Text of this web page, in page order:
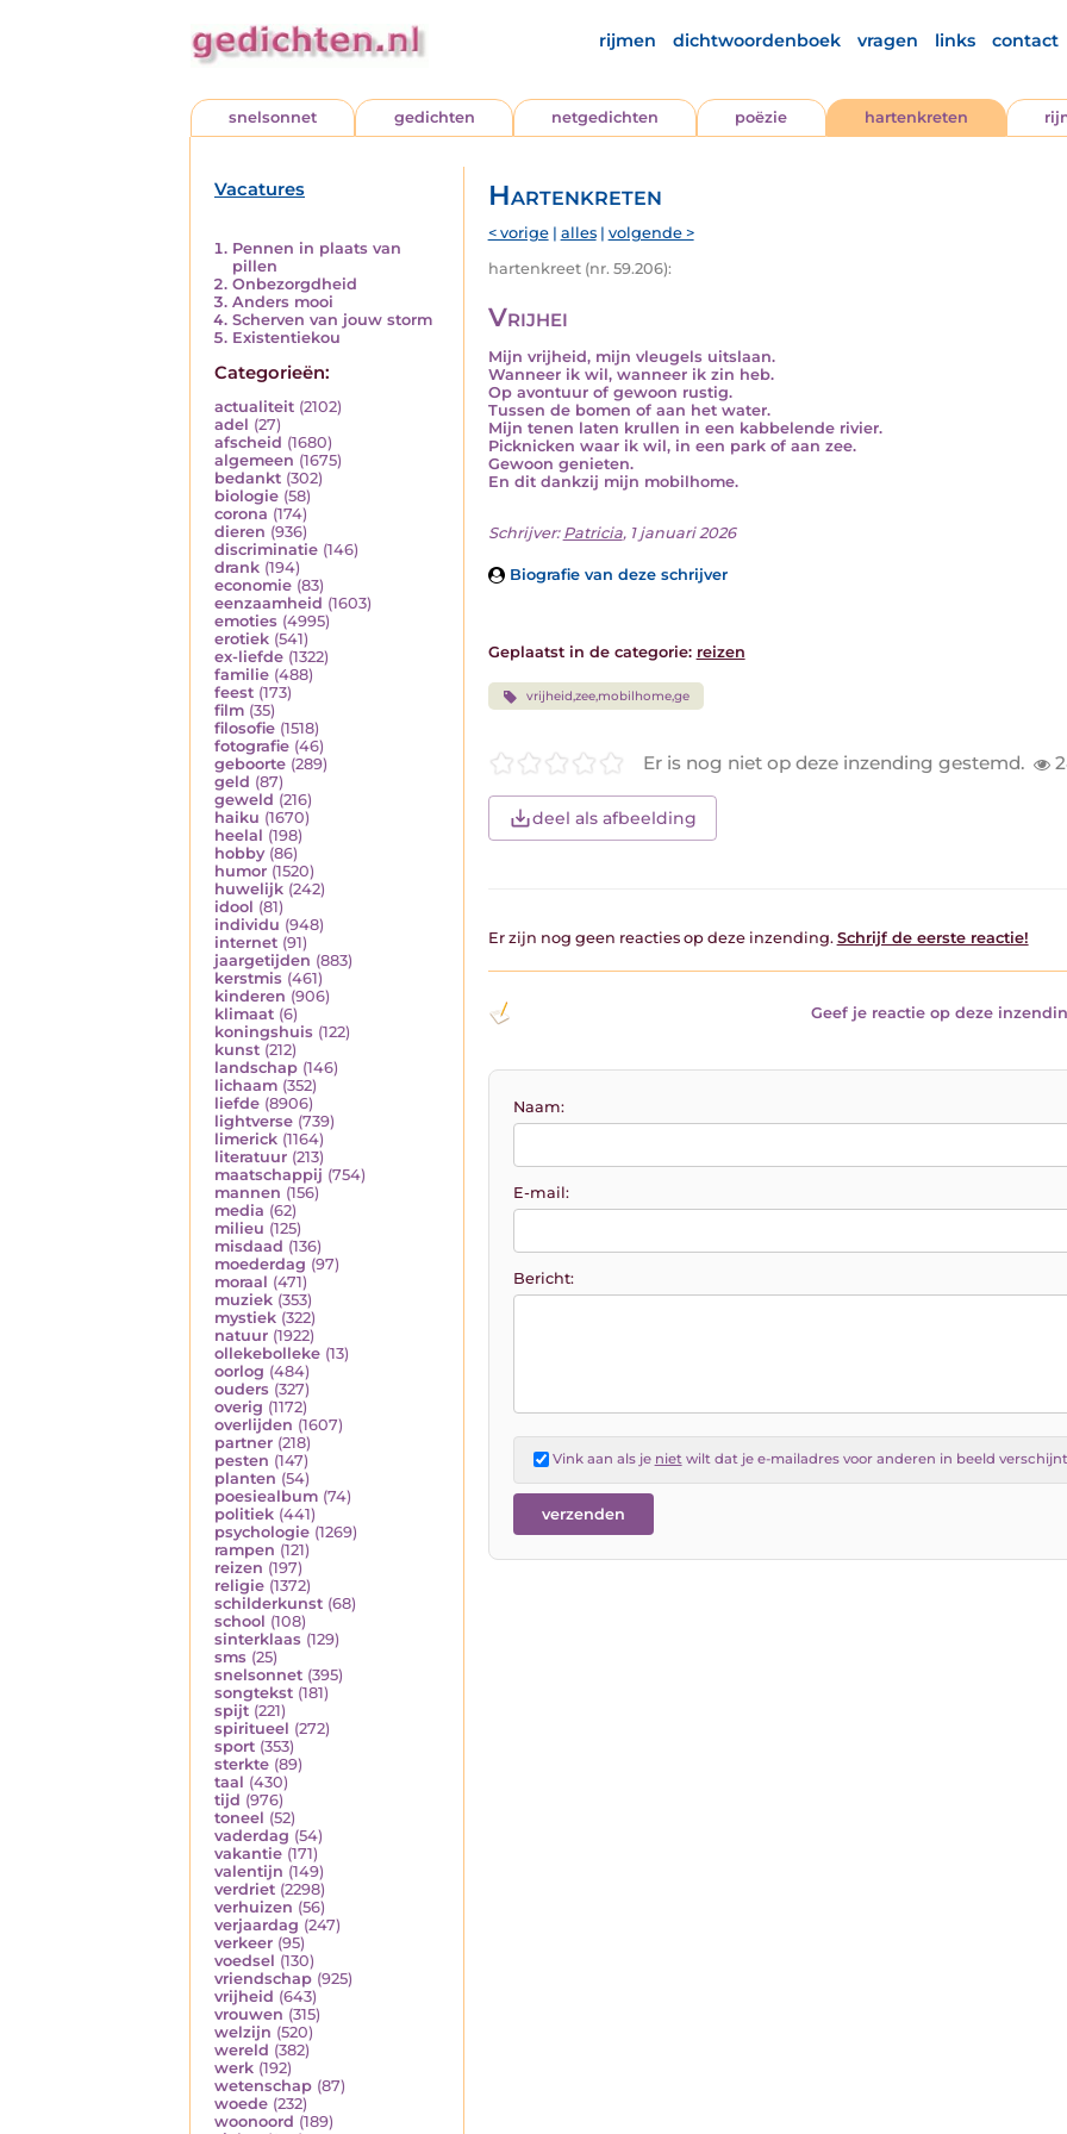
rijmen dichtwoordenboek vragen links contact
snelsonnet gedichten netgedichten poëzie hartenkreten
Vacatures
Pennen in plaats van
pillen
Onbezorgdheid
Anders mooi
Scherven van jouw storm
Existentiekou
Categorieën:
actualiteit (2102)
adel (27)
afscheid (1680)
algemeen (1675)
bedankt (302)
biologie (58)
corona (174)
dieren (936)
discriminatie (146)
drank (194)
economie (83)
eenzaamheid (1603)
emoties (4995)
erotiek (541)
ex-liefde (1322)
familie (488)
feest (173)
film (35)
filosofie (1518)
fotografie (46)
geboorte (289)
geld (87)
geweld (216)
haiku (1670)
heelal (198)
hobby (86)
humor (1520)
huwelijk (242)
idool (81)
individu (948)
internet (91)
jaargetijden (883)
kerstmis (461)
kinderen (906)
klimaat (6)
koningshuis (122)
kunst (212)
landschap (146)
lichaam (352)
liefde (8906)
lightverse (739)
limerick (1164)
literatuur (213)
maatschappij (754)
mannen (156)
media (62)
milieu (125)
misdaad (136)
moederdag (97)
moraal (471)
muziek (353)
mystiek (322)
natuur (1922)
ollekebolleke (13)
oorlog (484)
ouders (327)
overig (1172)
overlijden (1607)
partner (218)
pesten (147)
planten (54)
poesiealbum (74)
politiek (441)
psychologie (1269)
rampen (121)
reizen (197)
religie (1372)
schilderkunst (68)
school (108)
sinterklaas (129)
sms (25)
snelsonnet (395)
songtekst (181)
spijt (221)
spiritueel (272)
sport (353)
sterkte (89)
taal (430)
tijd (976)
toneel (52)
vaderdag (54)
vakantie (171)
valentijn (149)
verdriet (2298)
verhuizen (56)
verjaardag (247)
verkeer (95)
voedsel (130)
vriendschap (925)
vrijheid (643)
vrouwen (315)
welzijn (520)
wereld (382)
werk (192)
wetenschap (87)
woede (232)
woonoord (189)
Hartenkreten
< vorige| alles| volgende >
hartenkreet (nr. 59.206):
Vrijhei
Mijn vrijheid, mijn vleugels uitslaan.
Wanneer ik wil, wanneer ik zin heb.
Op avontuur of gewoon rustig.
Tussen de bomen of aan het water.
Mijn tenen laten krullen in een kabbelende rivier.
Picknicken waar ik wil, in een park of aan zee.
Gewoon genieten.
En dit dankzij mijn mobilhome.
Schrijver: Patricia, 1 januari 2026
Biografie van deze schrijver
Geplaatst in de categorie: reizen
vrijheid,zee,mobilhome,ge
Er is nog niet op deze inzending gestemd.
deel als afbeelding
Er zijn nog geen reacties op deze inzending. Schrijf de eerste reactie!
Geef je reactie op deze
Naam:
E-mail:
Bericht:
Vink aan als je nietwilt dat je e-mailadres voor anderen in beeld verschijnt